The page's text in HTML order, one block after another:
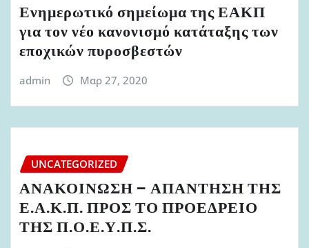
Ενημερωτικό σημείωμα της ΕΑΚΠ
για τον νέο κανονισμό κατάταξης των
εποχικών πυροσβεστών
admin Μαρ 27, 2020
UNCATEGORIZED
ΑΝΑΚΟΙΝΩΣΗ – ΑΠΑΝΤΗΣΗ ΤΗΣ
Ε.Α.Κ.Π. ΠΡΟΣ ΤΟ ΠΡΟΕΔΡΕΙΟ
ΤΗΣ Π.Ο.Ε.Υ.Π.Σ.